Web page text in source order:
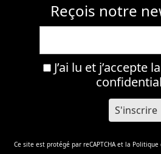
Reçois notre
J’ai lu et j’accepte la
Ce site est protégé par reCAPTCHA et la Politique